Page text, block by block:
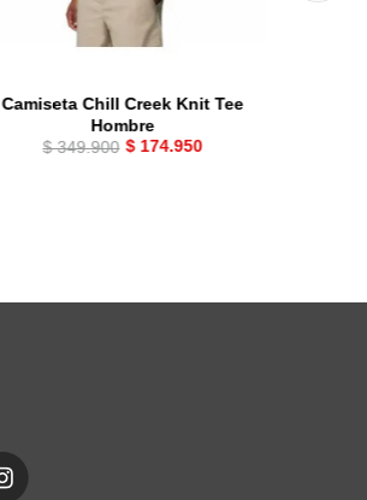
Camiseta Chill Creek Knit Tee
Hombre
$ 349.900 $ 174.950